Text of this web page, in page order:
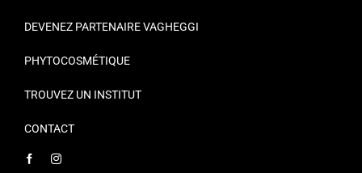
DEVENEZ PARTENAIRE VAGHEGGI
PHYTOCOSMÉTIQUE
TROUVEZ UN INSTITUT
CONTACT